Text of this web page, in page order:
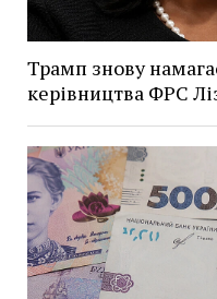
Трамп знову
керівництва ФРС